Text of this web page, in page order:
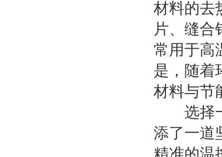
材料的去
片、缝合
常用于高
是，随着
材料与节
选择一
添了一道